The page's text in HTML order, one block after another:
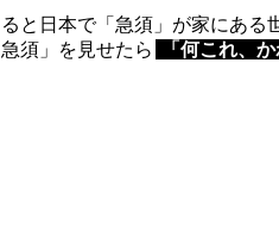
と日本で「急須」が家にあ
須」を見せたら
「何これ、